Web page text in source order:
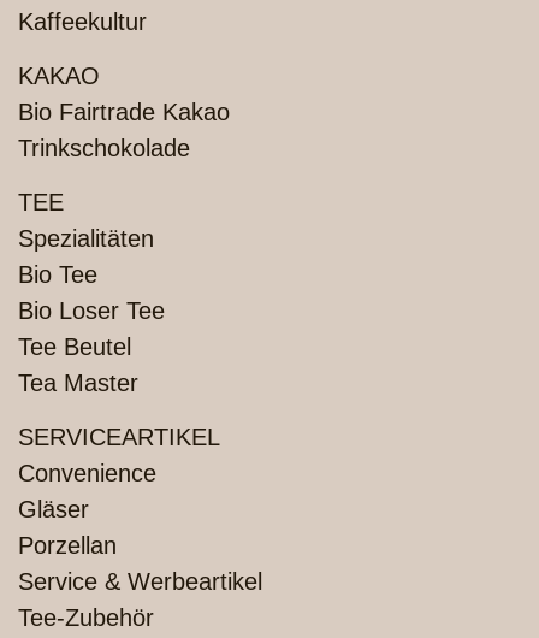
Kaffeekultur
KAKAO
Bio Fairtrade Kakao
Trinkschokolade
TEE
Spezialitäten
Bio Tee
Bio Loser Tee
Tee Beutel
Tea Master
SERVICEARTIKEL
Convenience
Gläser
Porzellan
Service & Werbeartikel
Tee-Zubehör